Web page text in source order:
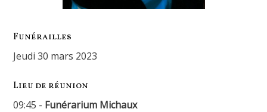
Funérailles
jeudi 30 mars 2023
Lieu de réunion
09:45 - Funérarium Michaux